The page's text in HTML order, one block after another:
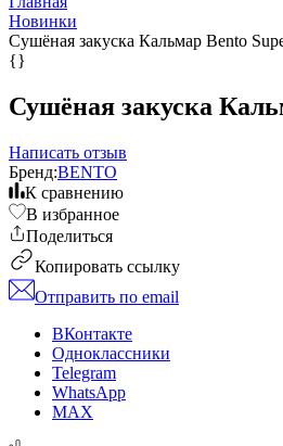
Новинки
Сушёная закуска Кальмар Bento
{}
Сушёная закуска
Написать отзыв
Бренд:BENTO
К сравнению
В избранное
Поделиться
Копировать ссылку
Отправить по email
ВКонтакте
Одноклассники
Telegram
WhatsApp
MAX